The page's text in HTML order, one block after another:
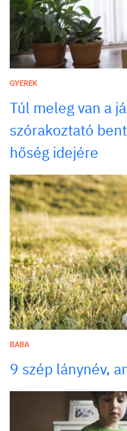
GYEREK
Túl meleg van a
szórakoztató
hőség idejére
BABA
9 szép lánynév,